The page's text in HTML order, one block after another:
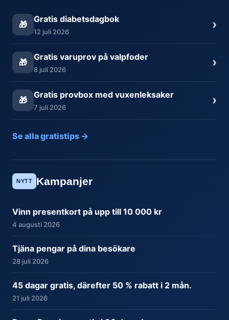
🎁
Gratis diabetsdagbok
12 juli 2026 ›
🎁
Gratis varuprov på valpfoder
8 juli 2026 ›
🎁
Gratis provbox med vuxenleksaker
7 juli 2026 ›
Se alla gratistips →
NYTT Kampanjer
Vinn presentkort på upp till 10 000 kr
4 augusti 2026
Tjäna pengar på dina besökare
28 juli 2026
45 dagar gratis, därefter 50 % rabatt i 2 mån.
21 juli 2026